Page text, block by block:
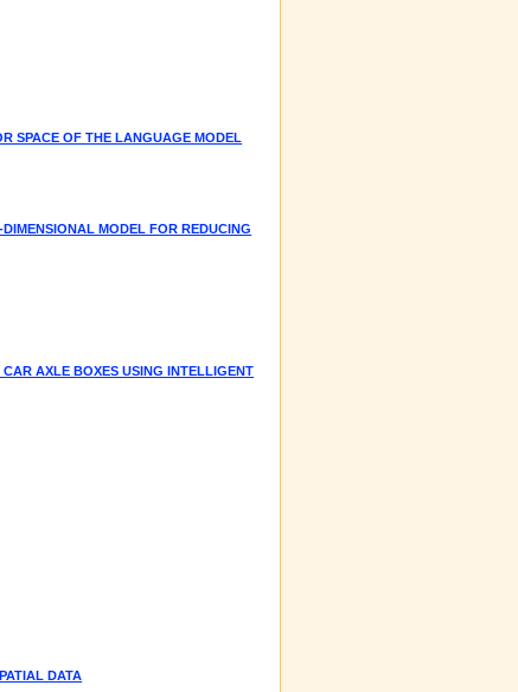
SPACE OF THE LANGUAGE MODEL
MODEL FOR REDUCING
AXLE BOXES USING INTELLIGENT
DATA